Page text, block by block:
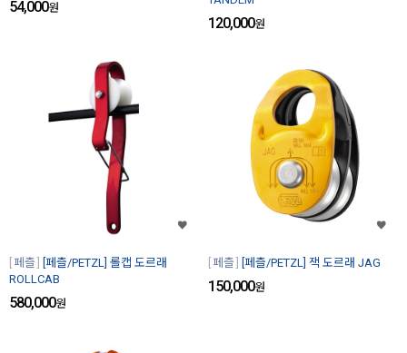
54,000원
120,000원
페츨
[페츨/PETZL] 롤캡 도르래
ROLLCAB
580,000원
페츨 [페츨/PETZL] 잭 도르래 JAG
150,000원